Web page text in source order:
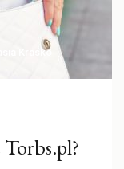
Kraśko